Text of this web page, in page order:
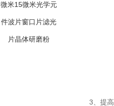
微米15微米光学元
件波片窗口片滤光
片晶体研磨粉
3、提高耐